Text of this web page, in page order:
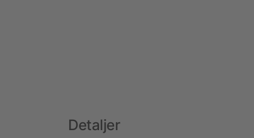
Detaljer